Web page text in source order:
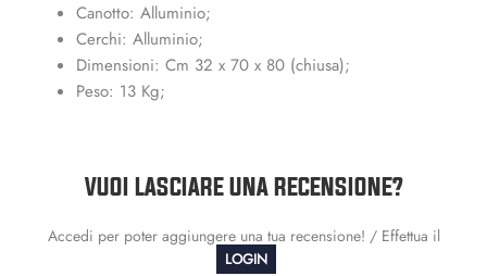
Canotto: Alluminio;
Cerchi: Alluminio;
Dimensioni: Cm 32 x 70 x 80 (chiusa);
Peso: 13 Kg;
VUOI LASCIARE UNA RECENSIONE?
Accedi per poter aggiungere una tua recensione! / Effettua il
LOGIN